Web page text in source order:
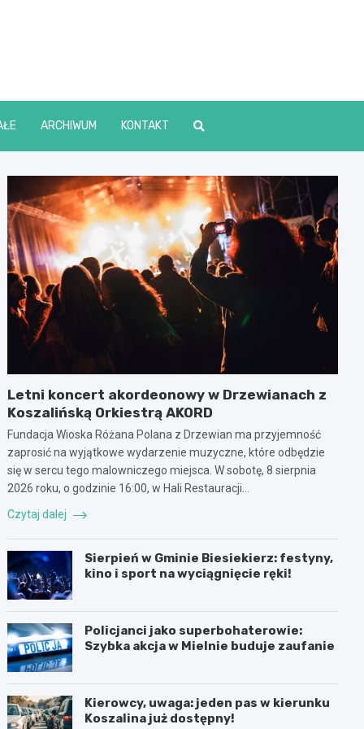
ARCHIWUM KONTAKT
Letni koncert akordeonowy w Drzewianach z
Koszalińską Orkiestrą AKORD
Fundacja Wioska Różana Polana z Drzewian ma przyjemność
zaprosić na wyjątkowe wydarzenie muzyczne, które odbędzie
się w sercu tego malowniczego miejsca. W sobotę, 8 sierpnia
2026 roku, o godzinie 16:00, w Hali Restauracji…
Czytaj dalej
Sierpień w Gminie Biesiekierz: festyny,
kino i sport na wyciągnięcie ręki!
Policjanci jako superbohaterowie:
Szybka akcja w Mielnie buduje zaufanie
Kierowcy, uwaga: jeden pas w kierunku
Koszalina już dostępny!